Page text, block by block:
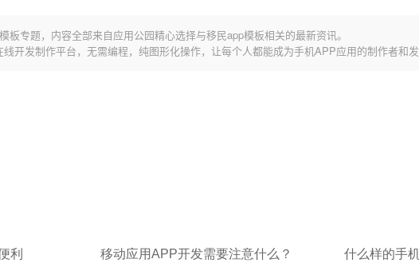
板专题，内容全部来自应用公园精心选择与移民app模板相关的最新资讯。
开发制作平台，无需编程，纯图形化操作，让每个人都能成为手机APP应用的制作者和发
利 移动应用APP开发需要注意什么？ 什么样的手